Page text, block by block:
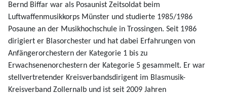
Bernd Biffar war als Posaunist Zeitsoldat beim
Luftwaffenmusikkorps Münster und studierte 1985/1986
Posaune an der Musikhochschule in Trossingen. Seit 1986
dirigiert er Blasorchester und hat dabei Erfahrungen von
Anfängerorchestern der Kategorie 1 bis zu
Erwachsenenorchestern der Kategorie 5 gesammelt. Er war
stellvertretender Kreisverbandsdirigent im Blasmusik-
Kreisverband Zollernalb und ist seit 2009 Jahren